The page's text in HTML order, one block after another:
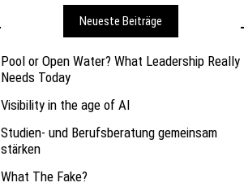
Neueste Beiträge
Pool or Open Water? What Leadership Really
Needs Today
Visibility in the age of AI
Studien- und Berufsberatung gemeinsam
stärken
What The Fake?